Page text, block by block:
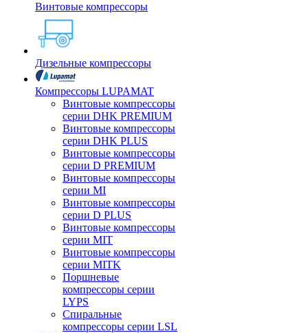
Винтовые компрессоры
Дизельные компрессоры
Компрессоры LUPAMAT
Винтовые компрессоры
серии DHK PREMIUM
Винтовые компрессоры
серии DHK PLUS
Винтовые компрессоры
серии D PREMIUM
Винтовые компрессоры
серии MI
Винтовые компрессоры
серии D PLUS
Винтовые компрессоры
серии MIT
Винтовые компрессоры
серии MITK
Поршневые
компрессоры серии
LYPS
Спиральные
компрессоры серии LSL